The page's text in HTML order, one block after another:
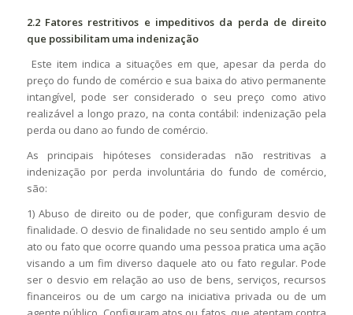
2.2 Fatores restritivos e impeditivos da perda de direito
que possibilitam uma indenização
Este item indica a situações em que, apesar da perda do
preço do fundo de comércio e sua baixa do ativo permanente
intangível, pode ser considerado o seu preço como ativo
realizável a longo prazo, na conta contábil: indenização pela
perda ou dano ao fundo de comércio.
As principais hipóteses consideradas não restritivas a
indenização por perda involuntária do fundo de comércio,
são:
1) Abuso de direito ou de poder, que configuram desvio de
finalidade. O desvio de finalidade no seu sentido amplo é um
ato ou fato que ocorre quando uma pessoa pratica uma ação
visando a um fim diverso daquele ato ou fato regular. Pode
ser o desvio em relação ao uso de bens, serviços, recursos
financeiros ou de um cargo na iniciativa privada ou de um